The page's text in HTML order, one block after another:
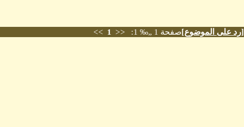
[رد على الموضوع]صفحة 1 „‰ 1: << 1
>>